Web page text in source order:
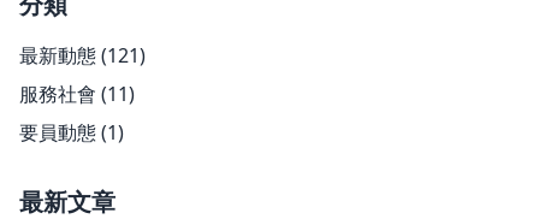
最新動態(121)
服務社會 (11)
要員動態(1)
最新文章